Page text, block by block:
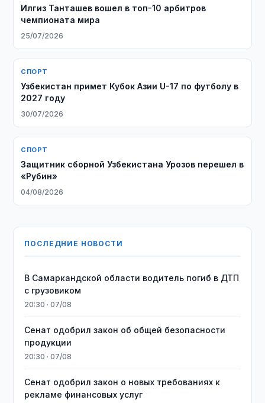
Илгиз Танташев вошел в топ-10 арбитров
чемпионата мира
25/07/2026
СПОРТ
Узбекистан примет Кубок Азии U-17 по футболу в
2027 году
30/07/2026
СПОРТ
Защитник сборной Узбекистана Урозов перешел в
«Рубин»
04/08/2026
ПОСЛЕДНИЕ НОВОСТИ
В Самаркандской области водитель погиб в ДТП
с грузовиком
20:30 · 07/08
Сенат одобрил закон об общей безопасности
продукции
20:30 · 07/08
Сенат одобрил закон о новых требованиях к
рекламе финансовых услуг